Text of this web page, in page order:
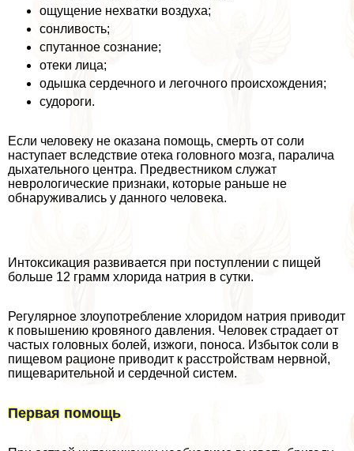
ощущение нехватки воздуха;
сонливость;
спyтaнное сознание;
отеки лица;
одышка сердечного и легочного происхождения;
судороги.
Если человеку не оказана помощь, cмepть от соли
наступает вследствие отека головного мозга, паралича
дыхательного центра. Предвестником служат
неврологические признаки, которые раньше не
обнаруживались у данного человека.
Интоксикация развивается при поступлении с пищей
больше 12 грамм хлорида натрия в сутки.
Регулярное злоупотрeбление хлоридом натрия приводит
к повышению кровяного давления. Человек страдает от
частых головных болей, изжоги, поноса. Избыток соли в
пищевом рационе приводит к расстройствам нервной,
пищеварительной и сердечной систем.
Первая помощь